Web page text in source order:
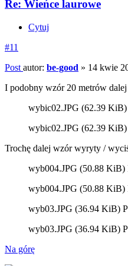
Re: Wieńce laurowe
Cytuj
#11
Post autor: be-good » 14 kwie
I podobny wzór 20 metrów
wybic02.JPG (62.39 KiB)
wybic02.JPG (62.39 KiB)
Trochę dalej wzór wyryty /
wyb004.JPG (50.88 KiB)
wyb004.JPG (50.88 KiB)
wyb03.JPG (36.94 KiB)
wyb03.JPG (36.94 KiB)
Na górę